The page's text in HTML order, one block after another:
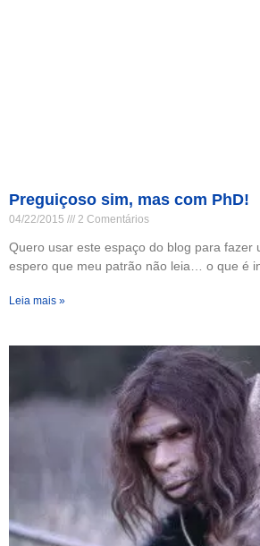
Preguiçoso sim, mas com PhD!
04/22/2015 2 Comentários
Quero usar este espaço do blog para fazer
espero que meu patrão não leia… o que é
Leia mais »